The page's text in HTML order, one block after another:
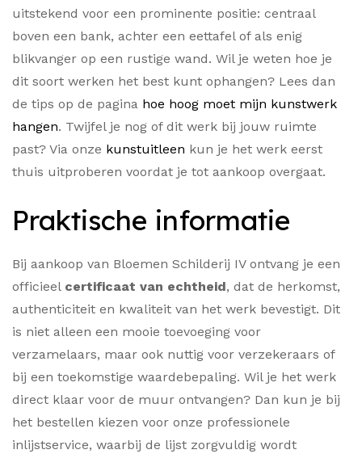
uitstekend voor een prominente positie: centraal
boven een bank, achter een eettafel of als enig
blikvanger op een rustige wand. Wil je weten hoe je
dit soort werken het best kunt ophangen? Lees dan
de tips op de pagina hoe hoog moet mijn kunstwerk
hangen. Twijfel je nog of dit werk bij jouw ruimte
past? Via onze kunstuitleen kun je het werk eerst
thuis uitproberen voordat je tot aankoop overgaat.
Praktische informatie
Bij aankoop van Bloemen Schilderij IV ontvang je een
officieel certificaat van echtheid, dat de herkomst,
authenticiteit en kwaliteit van het werk bevestigt. Dit
is niet alleen een mooie toevoeging voor
verzamelaars, maar ook nuttig voor verzekeraars of
bij een toekomstige waardebepaling. Wil je het werk
direct klaar voor de muur ontvangen? Dan kun je bij
het bestellen kiezen voor onze professionele
inlijstservice, waarbij de lijst zorgvuldig wordt